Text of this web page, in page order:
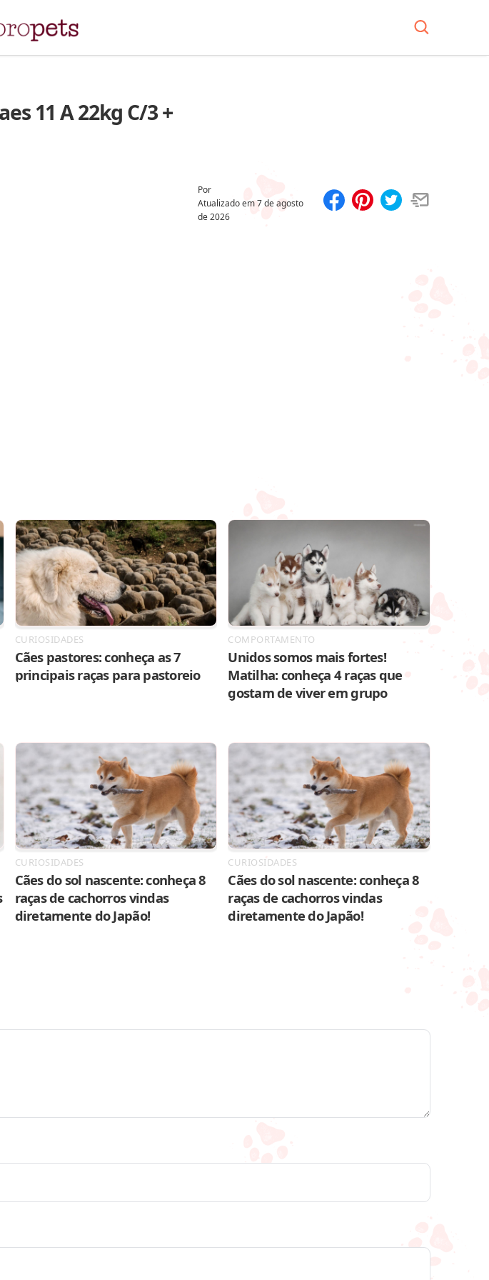
11 A 22kg C/3 +
Por
Atualizado em7 de agosto
de 2026
CURIOSIDADES
Cães pastores: conheça as 7
principais raças para pastoreio
COMPORTAMENTO
Unidos somos mais fortes!
Matilha: conheça 4 raças que
gostam de viver em grupo
CURIOSIDADES
Cães do sol nascente: conheça 8
raças de cachorros vindas
diretamente do Japão!
CURIOSIDADES
Cães do sol nascente: conheça 8
raças de cachorros vindas
diretamente do Japão!